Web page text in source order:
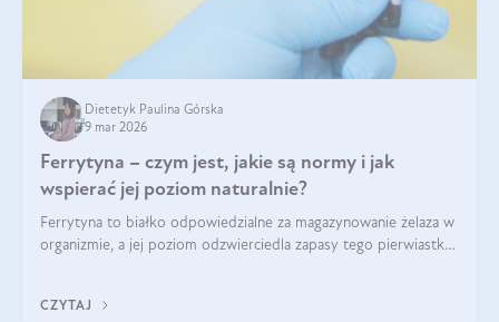
Dietetyk Paulina Górska
9 mar 2026
Ferrytyna – czym jest, jakie są normy i jak
wspierać jej poziom naturalnie?
Ferrytyna to białko odpowiedzialne za magazynowanie żelaza w
organizmie, a jej poziom odzwierciedla zapasy tego pierwiastka.
funkcjonowanie (
CZYTAJ